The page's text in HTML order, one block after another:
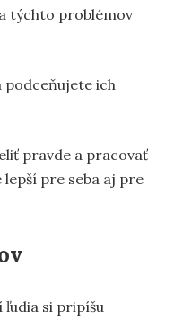
týchto problémov
podceňujete ich
pravde a pracovať
lepší pre seba aj pre
ľudia si pripíšu